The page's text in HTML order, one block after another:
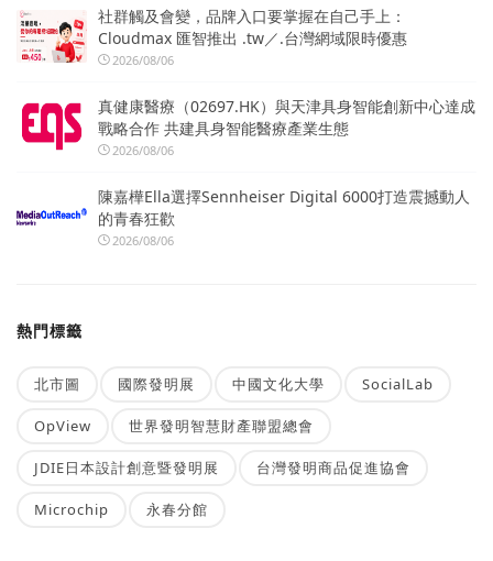
社群觸及會變，品牌入口要掌握在自己手上：
Cloudmax 匯智推出 .tw／.台灣網域限時優惠
2026/08/06
真健康醫療（02697.HK）與天津具身智能創新中心達成
戰略合作 共建具身智能醫療產業生態
2026/08/06
陳嘉樺Ella選擇Sennheiser Digital 6000打造震撼動人
的青春狂歡
2026/08/06
熱門標籤
北市圖 國際發明展 中國文化大學 SocialLab
OpView 世界發明智慧財產聯盟總會
JDIE日本設計創意暨發明展 台灣發明商品促進協會
Microchip 永春分館